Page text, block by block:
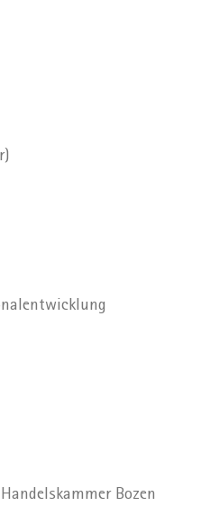
Bozen